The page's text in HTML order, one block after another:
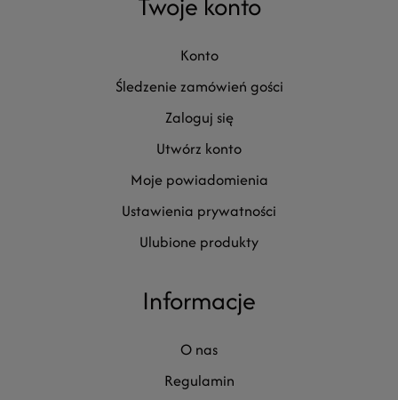
Informacje
o nas
regulamin
konto
śledzenie zamówień gości
zaloguj się
utwórz konto
moje powiadomienia
ustawienia prywatności
ulubione produkty